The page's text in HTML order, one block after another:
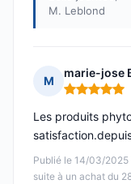
M. Leblond
M
marie-jose
Note : 5 sur
Publié le 14/03/2025
suite à un achat du
Les produits